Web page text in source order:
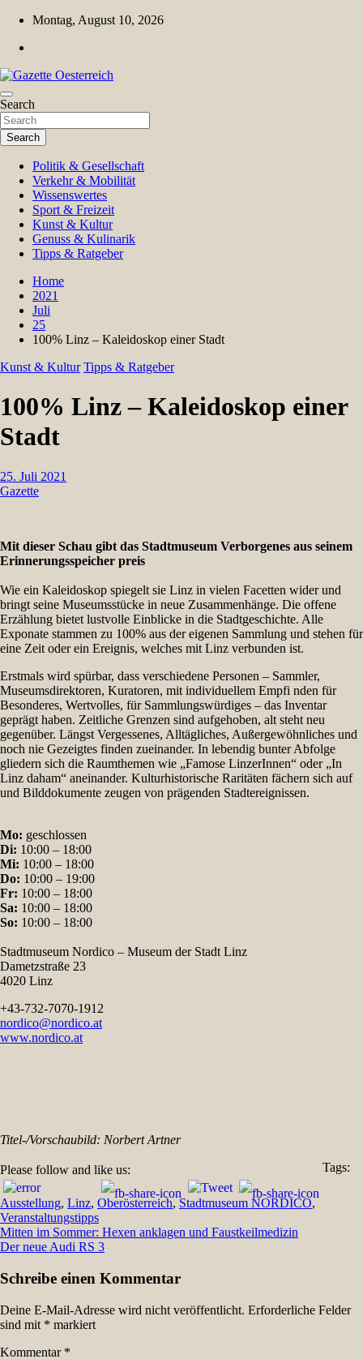
Skip
content
Montag, August 10, 2026
Gazette Oesterreich
Magazin für Freizeit, Politik, Kultur & Wissenschaft
Search
Search
Politik & Gesellschaft
Verkehr & Mobilität
Wissenswertes
Sport & Freizeit
Kunst & Kultur
Genuss & Kulinarik
Tipps & Ratgeber
Home
2021
Juli
25
100% Linz – Kaleidoskop einer Stadt
Kunst & Kultur Tipps & Ratgeber
100% Linz – Kaleidoskop einer
Stadt
25. Juli 2021
Gazette
Mit dieser Schau gibt das Stadtmuseum Verborgenes aus seinem
Erinnerungsspeicher preis
Wie ein Kaleidoskop spiegelt sie Linz in vielen Facetten wider und
bringt seine Museumsstücke in neue Zusammenhänge. Die offene
Erzählung bietet lustvolle Einblicke in die Stadtgeschichte. Alle
Exponate stammen zu 100% aus der eigenen Sammlung und stehen für
eine Zeit oder ein Ereignis, welches mit Linz verbunden ist.
Erstmals wird spürbar, dass verschiedene Personen – Sammler,
Museumsdirektoren, Kuratoren, mit individuellem Empfi nden für
Besonderes, Wertvolles, für Sammlungswürdiges – das Inventar
geprägt haben. Zeitliche Grenzen sind aufgehoben, alt steht neu
gegenüber. Längst Vergessenes, Alltägliches, Außergewöhnliches und
noch nie Gezeigtes finden zueinander. In lebendig bunter Abfolge
gliedern sich die Raumthemen wie „Famose LinzerInnen“ oder „In
Linz daham“ aneinander. Kulturhistorische Raritäten fächern sich auf
und Bilddokumente zeugen von prägenden Stadtereignissen.
Mo: geschlossen
Di: 10:00 – 18:00
Mi: 10:00 – 18:00
Do: 10:00 – 19:00
Fr: 10:00 – 18:00
Sa: 10:00 – 18:00
So: 10:00 – 18:00
Stadtmuseum Nordico – Museum der Stadt Linz
Dametzstraße 23
4020 Linz
+43-732-7070-1912
nordico@nordico.at
www.nordico.at
Titel-/Vorschaubild: Norbert Artner
Please follow and like us: Tags:
Ausstellung, Linz, Oberösterreich, Stadtmuseum NORDICO,
Veranstaltungstipps
Beitragsnavigation
Mitten im Sommer: Hexen anklagen und Faustkeilmedizin
Der neue Audi RS 3
Schreibe einen Kommentar
Deine E-Mail-Adresse wird nicht veröffentlicht. Erforderliche Felder
sind mit * markiert
Kommentar *